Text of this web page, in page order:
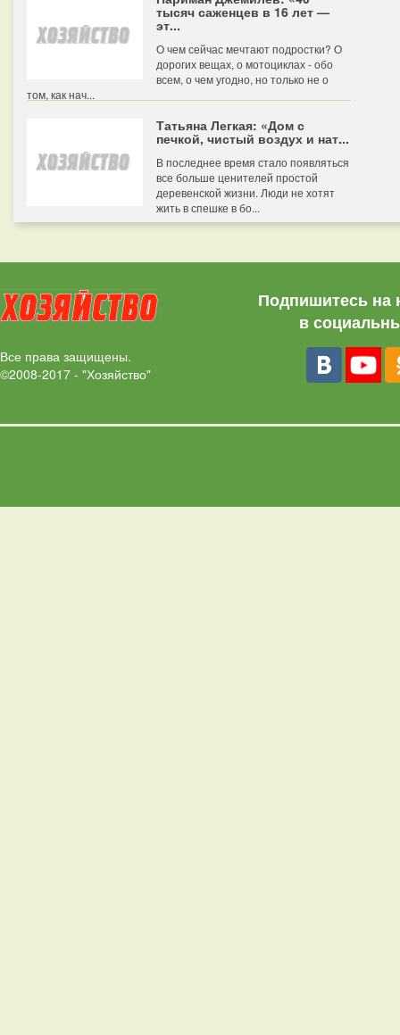
тысяч саженцев в 16 лет —
эт...
О чем сейчас мечтают подростки? О
дорогих вещах, о мотоциклах - обо
всем, о чем угодно, но только не о
том, как нач...
Татьяна Легкая: «Дом с
печкой, чистый воздух и нат...
В последнее время стало появляться
все больше ценителей простой
деревенской жизни. Люди не хотят
жить в спешке в бо...
Все права защищены.
©2008-2017 - "Хозяйство"
Подпишитесь на
в